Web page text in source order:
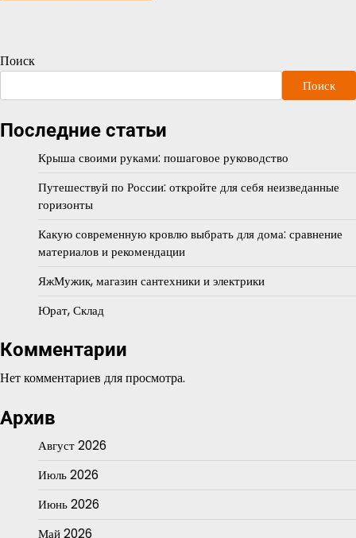
Поиск
Поиск
Последние статьи
Крыша своими руками: пошаговое руководство
Путешествуй по России: откройте для себя неизведанные
горизонты
Какую современную кровлю выбрать для дома: сравнение
материалов и рекомендации
ЯжМужик, магазин сантехники и электрики
Юрат, Склад
Комментарии
Нет комментариев для просмотра.
Архив
Август 2026
Июль 2026
Июнь 2026
Май 2026